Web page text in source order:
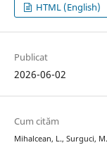
HTML (English)
Publicat
2026-06-02
Cum cităm
Mihalcean, L., Surguci,